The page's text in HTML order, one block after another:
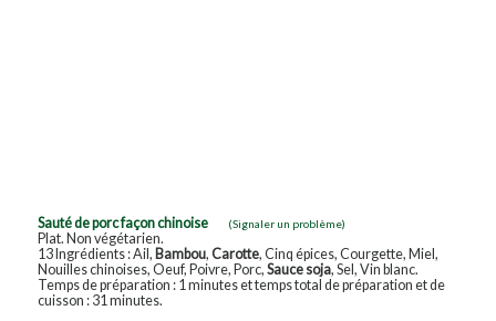
Sauté de porc façon chinoise (Signaler un problème)
Plat. Non végétarien.
13 Ingrédients : Ail, Bambou, Carotte, Cinq épices, Courgette, Miel,
Nouilles chinoises, Oeuf, Poivre, Porc, Sauce soja, Sel, Vin blanc.
Temps de préparation : 1 minutes et temps total de préparation et de
cuisson : 31 minutes.